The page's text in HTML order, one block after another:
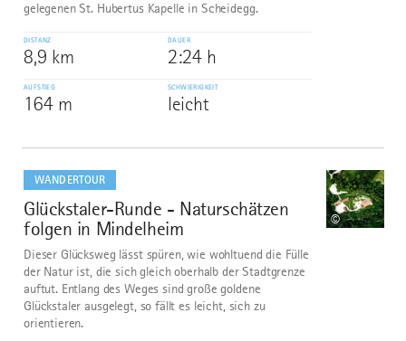
gelegenen St. Hubertus Kapelle in Scheidegg.
DISTANZ
8,9 km
DAUER
2:24 h
AUFSTIEG
164 m
SCHWIERIGKEIT
leicht
WANDERTOUR
10
Glückstaler-Runde - Naturschätzen
folgen in Mindelheim
©
Dieser Glücksweg lässt spüren, wie wohltuend die Fülle
der Natur ist, die sich gleich oberhalb der Stadtgrenze
auftut. Entlang des Weges sind große goldene
Glückstaler ausgelegt, so fällt es leicht, sich zu
orientieren.
dazu